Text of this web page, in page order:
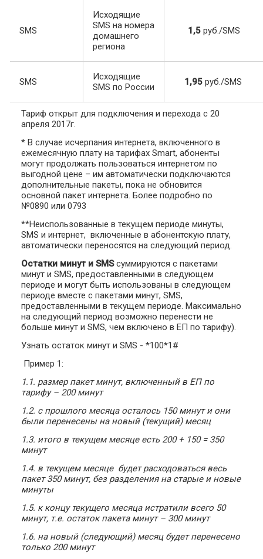
SMS
Исходящие
SMS на номера
домашнего
региона
1,5 руб./SMS
SMS
Исходящие
SMS по России
1,95руб./SMS
Тариф открыт для подключения и перехода с 20
апреля 2017г.
* В случае исчерпания интернета, включенного в
ежемесячную плату на тарифах Smart, абоненты
могут продолжать пользоваться интернетом по
выгодной цене – им автоматически подключаются
дополнительные пакеты, пока не обновится
основной пакет интернета. Более подробно по
№0890 или 0793
**Неиспользованные в текущем периоде минуты,
SMS и интернет, включенные в абонентскую плату,
автоматически переносятся на следующий период.
Остатки минут и SMSсуммируются с пакетами
минут и SMS, предоставленными в следующем
периоде и могут быть использованы в следующем
периоде вместе с пакетами минут, SMS,
предоставленными в текущем периоде. Максимально
на следующий период возможно перенести не
больше минут и SMS, чем включено в ЕП по тарифу).
Узнать остаток минут и SMS - *100*1#
Пример 1:
1.1. размер пакет минут, включенный в ЕП по
тарифу – 200 минут
1.2. с прошлого месяца осталось 150 минут и они
были перенесены на новый (текущий) месяц
1.3. итого в текущем месяце есть 200 + 150 = 350
минут
1.4. в текущем месяце будет расходоваться весь
пакет 350 минут, без разделения на старые и новые
минуты
1.5. к концу текущего месяца истратили всего 50
минут, т.е. остаток пакета минут – 300 минут
1.6. на новый (следующий) месяц будет перенесено
только 200 минут